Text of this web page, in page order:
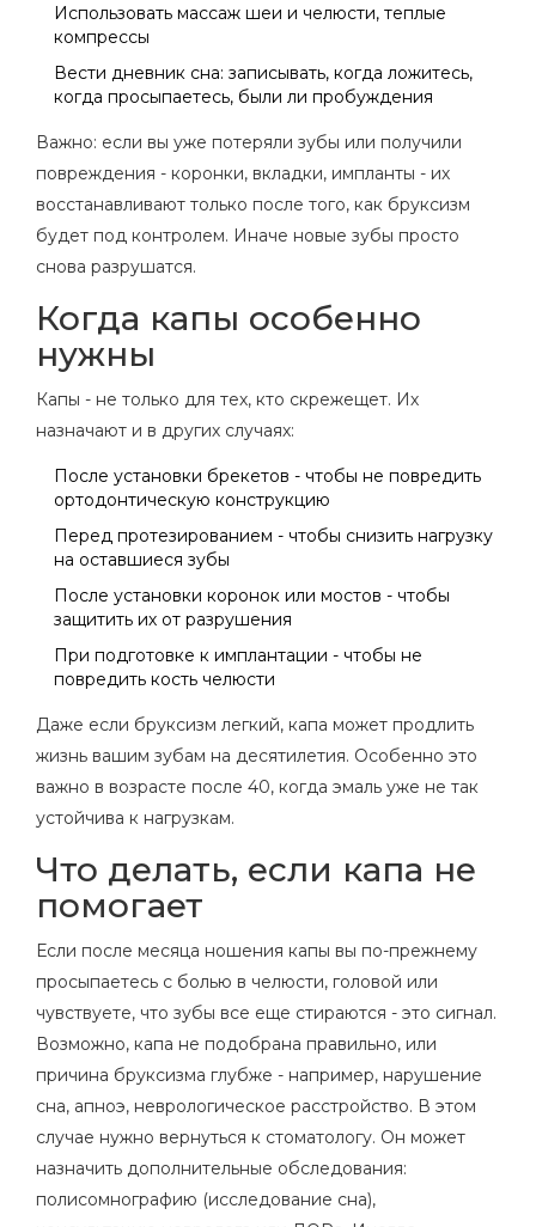
Использовать массаж шеи и челюсти, теплые
компрессы
Вести дневник сна: записывать, когда ложитесь,
когда просыпаетесь, были ли пробуждения
Важно: если вы уже потеряли зубы или получили
повреждения - коронки, вкладки, импланты - их
восстанавливают только после того, как бруксизм
будет под контролем. Иначе новые зубы просто
снова разрушатся.
Когда капы особенно
нужны
Капы - не только для тех, кто скрежещет. Их
назначают и в других случаях:
После установки брекетов - чтобы не повредить
ортодонтическую конструкцию
Перед протезированием - чтобы снизить нагрузку
на оставшиеся зубы
После установки коронок или мостов - чтобы
защитить их от разрушения
При подготовке к имплантации - чтобы не
повредить кость челюсти
Даже если бруксизм легкий, капа может продлить
жизнь вашим зубам на десятилетия. Особенно это
важно в возрасте после 40, когда эмаль уже не так
устойчива к нагрузкам.
Что делать, если капа не
помогает
Если после месяца ношения капы вы по-прежнему
просыпаетесь с болью в челюсти, головой или
чувствуете, что зубы все еще стираются - это сигнал.
Возможно, капа не подобрана правильно, или
причина бруксизма глубже - например, нарушение
сна, апноэ, неврологическое расстройство. В этом
случае нужно вернуться к стоматологу. Он может
назначить дополнительные обследования:
полисомнографию (исследование сна),